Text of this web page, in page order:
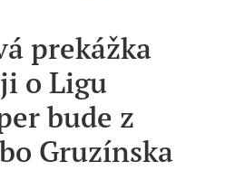
prekážka
o Ligu
bude z
Gruzínska